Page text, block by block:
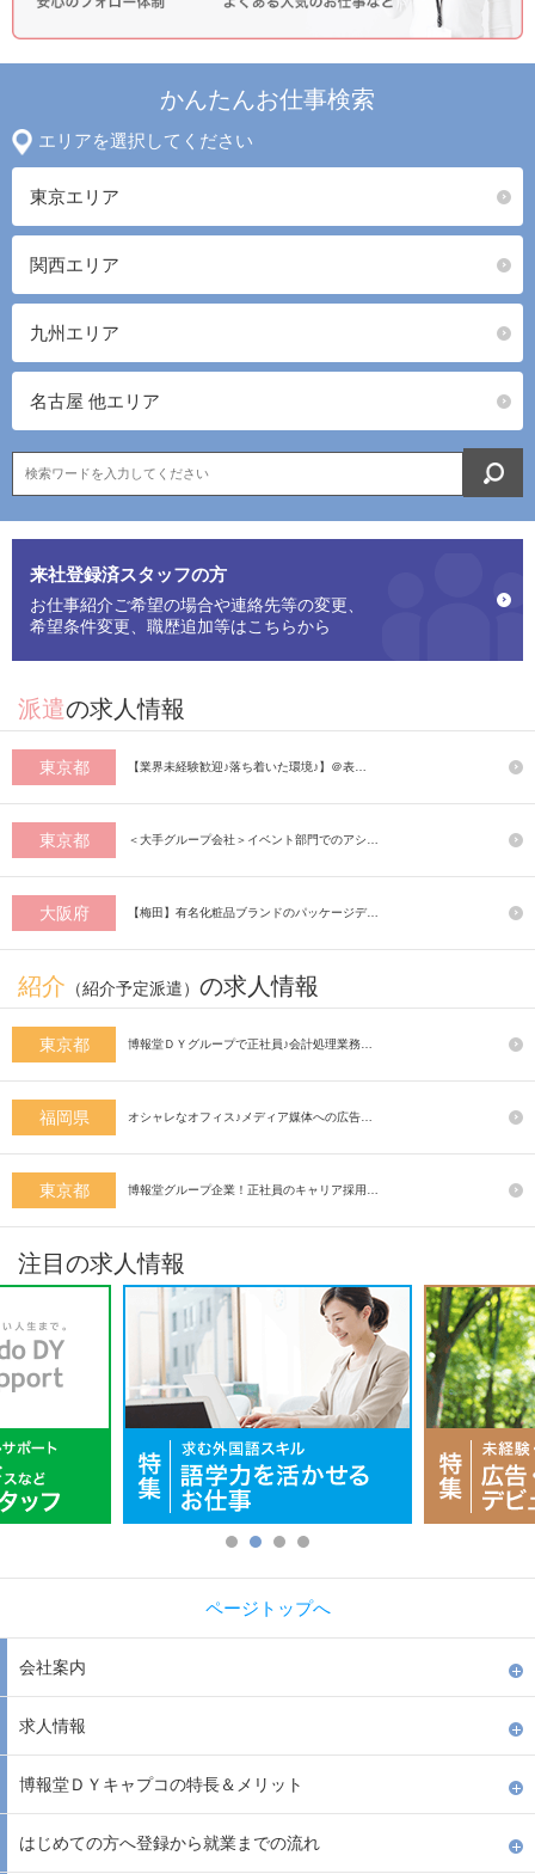
かんたんお仕事検索
エリアを選択してください
東京エリア
関西エリア
九州エリア
名古屋 他エリア
来社登録済スタッフの方
お仕事紹介ご希望の場合や連絡先等の変更、
希望条件変更、職歴追加等はこちらから
派遣の求人情報
東京都 【業界未経験歓迎♪落ち着いた環境♪】＠表…
東京都 ＜大手グループ会社＞イベント部門でのアシ…
大阪府 【梅田】有名化粧品ブランドのパッケージデ…
紹介 （紹介予定派遣） の求人情報
東京都 博報堂ＤＹグループで正社員♪会計処理業務…
福岡県 オシャレなオフィス♪メディア媒体への広告…
東京都 博報堂グループ企業！正社員のキャリア採用…
注目の求人情報
ページトップへ
会社案内
求人情報
博報堂ＤＹキャプコの特長＆メリット
はじめての方へ登録から就業までの流れ